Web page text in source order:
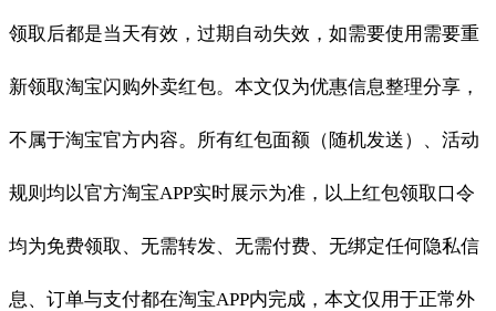
领取后都是当天有效，过期自动失效，如需要使用需要重
新领取淘宝闪购外卖红包。本文仅为优惠信息整理分享，
不属于淘宝官方内容。所有红包面额（随机发送）、活动
规则均以官方淘宝APP实时展示为准，以上红包领取口令
均为免费领取、无需转发、无需付费、无绑定任何隐私信
息、订单与支付都在淘宝APP内完成，本文仅用于正常外